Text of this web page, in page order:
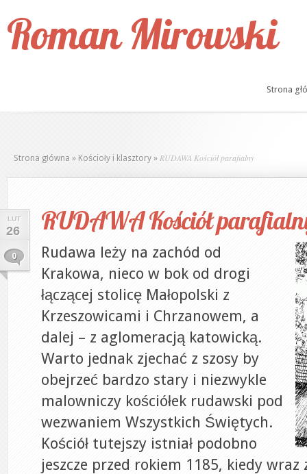
Roman Mirowski
Strona
Strona główna » Kościoły i klasztory » RUDAWA Kościół parafialny
LUT
26
0
RUDAWA Kościół
Rudawa leży na zachód od
Krakowa, nieco w bok od drogi
łączącej stolicę Małopolski z
Krzeszowicami i Chrzanowem, a
dalej – z aglomeracją katowicką.
Warto jednak zjechać z szosy by
obejrzeć bardzo stary i niezwykle
malowniczy kościółek rudawski pod
wezwaniem Wszystkich Świętych.
Kościół tutejszy istniał podobno
jeszcze przed rokiem 1185, kiedy wraz